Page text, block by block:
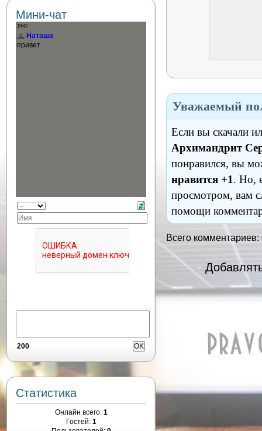
Уважаемый
Если вы скачали
Архимандрит
понравился, вы
нравится +1. Но,
просмотром, вам
помощи
Всего комментариев:
Мини-чат
200
Статистика
Онлайн всего: 1
Гостей: 1